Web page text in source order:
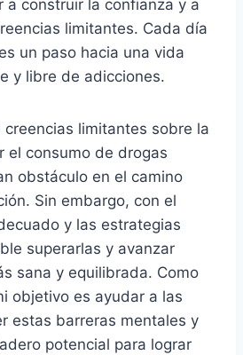
a construir la confianza y a
limitantes. Cada día
un paso hacia una vida
y libre de adicciones.
creencias limitantes sobre la
el consumo de drogas
obstáculo en el camino
Sin embargo, con el
y las estrategias
superarlas y avanzar
sana y equilibrada. Como
objetivo es ayudar a las
estas barreras mentales y
potencial para lograr